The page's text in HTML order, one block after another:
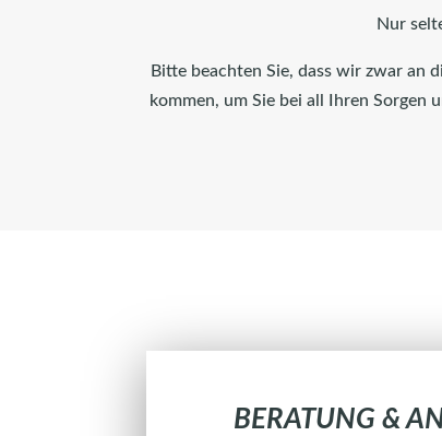
Nur
Bitte beachten Sie, dass wir zwar an
kommen, um Sie bei all Ihren Sorgen
BERATUNG &